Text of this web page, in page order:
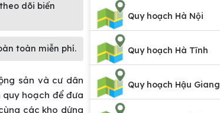
dõi biến
toàn miễn phí.
sản và cư dân
hoạch để đưa
các kho dứng
Quy hoạch Hà Nội
Quy hoạch Hà Tĩnh
Quy hoạch Hậu Giang